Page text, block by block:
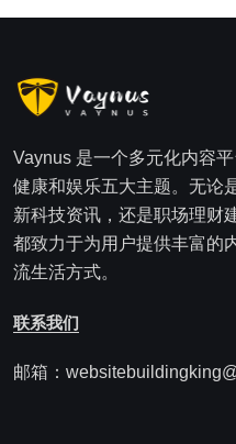
Vaynus 是一个多元化内容
健康和娱乐五大主题。无论
新科技资讯，还是职场理财
都致力于为用户提供丰富的
流生活方式。
联系我们
邮箱：